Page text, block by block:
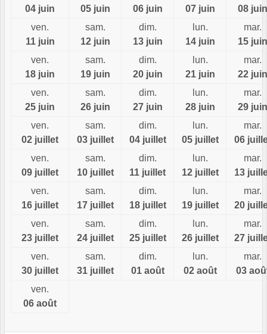
04 juin
05 juin
06 juin
07 juin
08 juin
ven.
11 juin
sam.
12 juin
dim.
13 juin
lun.
14 juin
mar.
15 juin
ven.
18 juin
sam.
19 juin
dim.
20 juin
lun.
21 juin
mar.
22 juin
ven.
25 juin
sam.
26 juin
dim.
27 juin
lun.
28 juin
mar.
29 juin
ven.
02 juillet
sam.
03 juillet
dim.
04 juillet
lun.
05 juillet
mar.
06
ven.
09 juillet
sam.
10 juillet
dim.
11 juillet
lun.
12 juillet
mar.
13
ven.
16 juillet
sam.
17 juillet
dim.
18 juillet
lun.
19 juillet
mar.
20
ven.
23 juillet
sam.
24 juillet
dim.
25 juillet
lun.
26 juillet
mar.
27
ven.
30 juillet
sam.
31 juillet
dim.
01 août
lun.
02 août
mar.
03
ven.
06 août